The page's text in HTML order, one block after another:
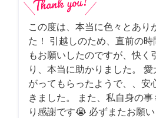
この度は、本当に色々とあり
た！ 引越しのため、直前の
もお願いしたのですが、快く
り、本当に助かりました。
がってもらったようで、、安
きました。 また、私自身の事
り感謝です😭 必ずまたお願い